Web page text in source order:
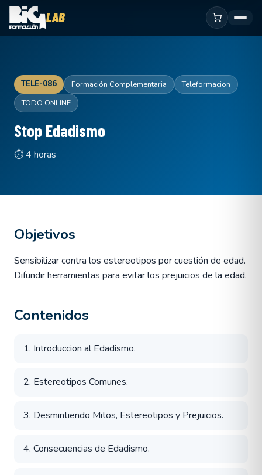
TELE-086 Formación Complementaria
Teleformacion
TODO ONLINE
Stop Edadismo
⏱ 4 horas
Objetivos
Sensibilizar contra los estereotipos por cuestión de edad.
Difundir herramientas para evitar los prejuicios de la edad.
Contenidos
1. Introduccion al Edadismo.
2. Estereotipos Comunes.
3. Desmintiendo Mitos, Estereotipos y Prejuicios.
4. Consecuencias de Edadismo.